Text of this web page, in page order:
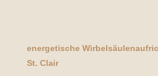
energetische
St. Clair